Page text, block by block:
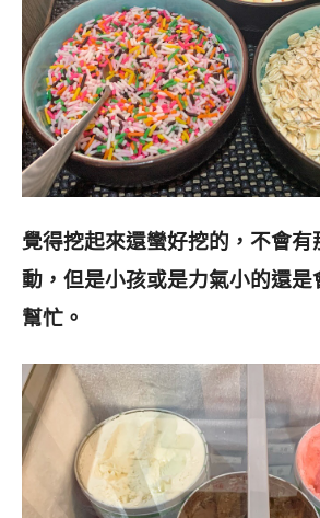
覺得挖起來還蠻好挖的，不會有
動，但是小孩或是力氣小的還是
幫忙。